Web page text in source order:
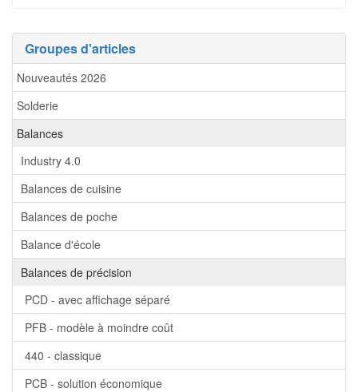
Groupes d'articles
Nouveautés 2026
Solderie
Balances
Industry 4.0
Balances de cuisine
Balances de poche
Balance d'école
Balances de précision
PCD - avec affichage séparé
PFB - modèle à moindre coût
440 - classique
PCB - solution économique